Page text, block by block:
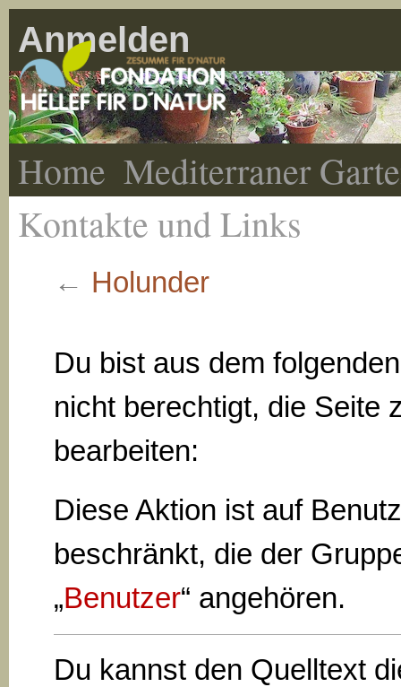
Anmelden
Home Mediterraner
Kontakte und Links
← Holunder
Du bist aus dem
nicht berechtigt, die Seite
bearbeiten:
Diese Aktion ist auf
beschränkt, die der
„Benutzer“ angehören.
Du kannst den Quelltext